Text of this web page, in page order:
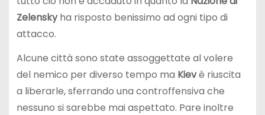
Zelenskyha risposto benissimo ad ogni tipo di
attacco.
Alcune città sono state assoggettate al volere
del nemico per diverso tempo ma Kievè riuscita
a liberarle, sferrando una controffensiva che
nessuno si sarebbe mai aspettato. Pare inoltre